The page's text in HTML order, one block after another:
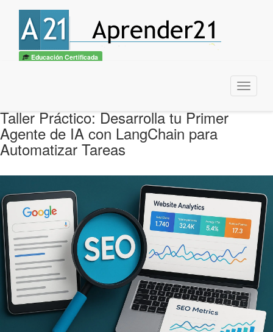
Educación Certificada
Menu
Taller Práctico: Desarrolla tu Primer
Agente de IA con LangChain para
Automatizar Tareas